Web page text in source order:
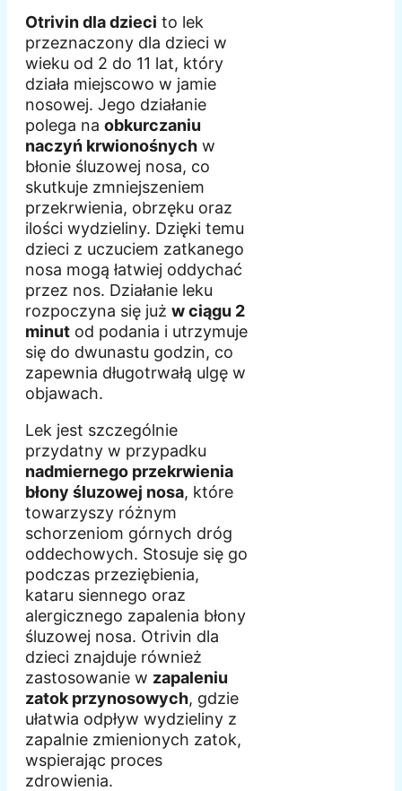
Otrivin dla dzieci to lek
przeznaczony dla dzieci w
wieku od 2 do 11 lat, który
działa miejscowo w jamie
nosowej. Jego działanie
polega na obkurczaniu
naczyń krwionośnych w
błonie śluzowej nosa, co
skutkuje zmniejszeniem
przekrwienia, obrzęku oraz
ilości wydzieliny. Dzięki temu
dzieci z uczuciem zatkanego
nosa mogą łatwiej oddychać
przez nos. Działanie leku
rozpoczyna się już w ciągu 2
minut od podania i utrzymuje
się do dwunastu godzin, co
zapewnia długotrwałą ulgę w
objawach.
Lek jest szczególnie
przydatny w przypadku
nadmiernego przekrwienia
błony śluzowej nosa, które
towarzyszy różnym
schorzeniom górnych dróg
oddechowych. Stosuje się go
podczas przeziębienia,
kataru siennego oraz
alergicznego zapalenia błony
śluzowej nosa. Otrivin dla
dzieci znajduje również
zastosowanie w zapaleniu
zatok przynosowych, gdzie
ułatwia odpływ wydzieliny z
zapalnie zmienionych zatok,
wspierając proces
zdrowienia.